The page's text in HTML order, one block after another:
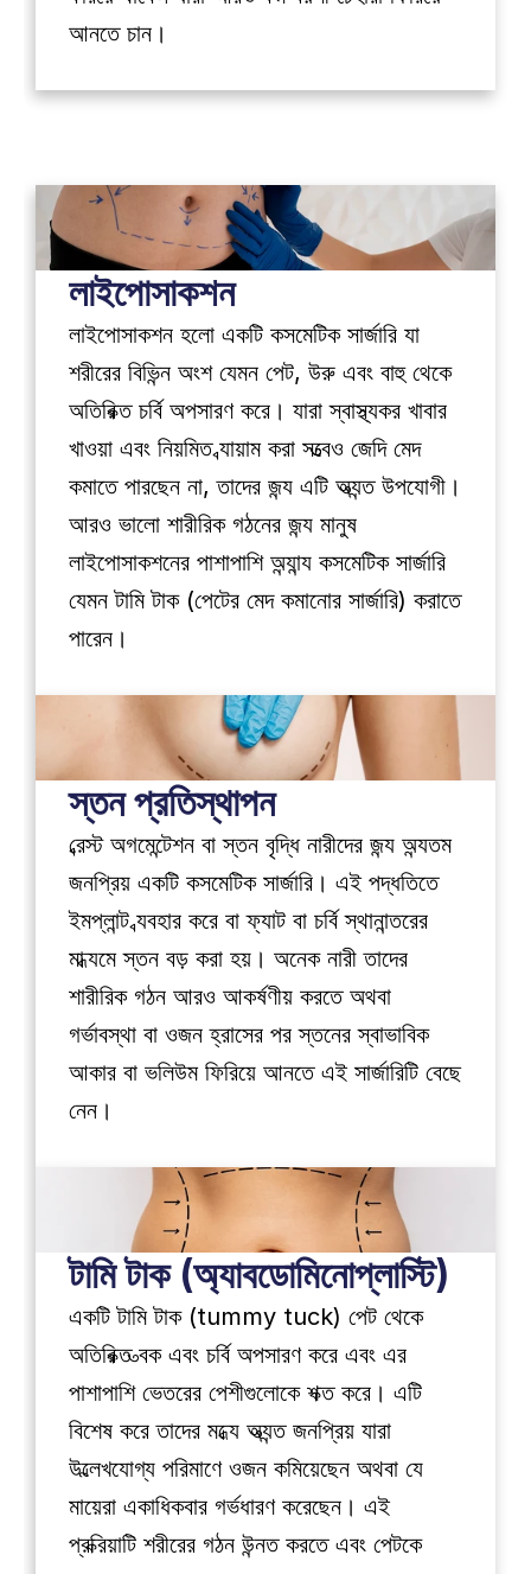
আনতে চান।
লাইপোসাকশন
লাইপোসাকশন হলো একটি কসমেটিক সার্জারি যা
শরীরের বিভিন্ন অংশ যেমন পেট, উরু এবং বাহু থেকে
অতিরিক্ত চর্বি অপসারণ করে। যারা স্বাস্থ্যকর খাবার
খাওয়া এবং নিয়মিত ব্যায়াম করা সত্ত্বেও জেদি মেদ
কমাতে পারছেন না, তাদের জন্য এটি অত্যন্ত উপযোগী।
আরও ভালো শারীরিক গঠনের জন্য মানুষ
লাইপোসাকশনের পাশাপাশি অন্যান্য কসমেটিক সার্জারি
যেমন টামি টাক (পেটের মেদ কমানোর সার্জারি) করাতে
পারেন।
স্তন প্রতিস্থাপন
ব্রেস্ট অগমেন্টেশন বা স্তন বৃদ্ধি নারীদের জন্য অন্যতম
জনপ্রিয় একটি কসমেটিক সার্জারি। এই পদ্ধতিতে
ইমপ্লান্ট ব্যবহার করে বা ফ্যাট বা চর্বি স্থানান্তরের
মাধ্যমে স্তন বড় করা হয়। অনেক নারী তাদের
শারীরিক গঠন আরও আকর্ষণীয় করতে অথবা
গর্ভাবস্থা বা ওজন হ্রাসের পর স্তনের স্বাভাবিক
আকার বা ভলিউম ফিরিয়ে আনতে এই সার্জারিটি বেছে
নেন।
টামি টাক (অ্যাবডোমিনোপ্লাস্টি)
একটি টামি টাক (tummy tuck) পেট থেকে
অতিরিক্ত ত্বক এবং চর্বি অপসারণ করে এবং এর
পাশাপাশি ভেতরের পেশীগুলোকে শক্ত করে। এটি
বিশেষ করে তাদের মধ্যে অত্যন্ত জনপ্রিয় যারা
উল্লেখযোগ্য পরিমাণে ওজন কমিয়েছেন অথবা যে
মায়েরা একাধিকবার গর্ভধারণ করেছেন। এই
প্রক্রিয়াটি শরীরের গঠন উন্নত করতে এবং পেটকে